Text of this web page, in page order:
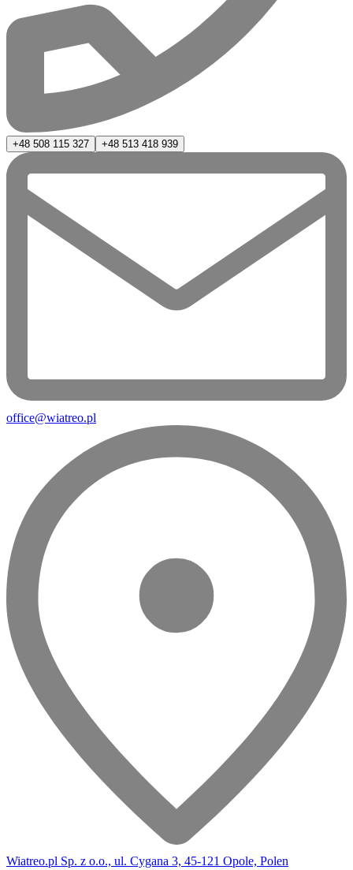
+48 508 115 327 +48 513 418 939
office@wiatreo.pl
Wiatreo.pl Sp. z o.o., ul. Cygana 3, 45-121 Opole, Polen